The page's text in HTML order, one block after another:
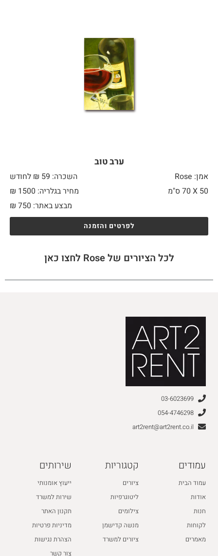
ערב טוב
אמן: Rose
השכרה: 59 ₪ לחודש
50 X
מחיר בגלריה: 1500 ₪
מבצע באתר:
₪ 750
לפרטים והזמנה
לכל הציורים של Rose לחצו כאן
03-6023699
054-4746298
art2rent@art2rent.co.il
עמודים
עמוד הבית
אודות
חנות
לקוחות
מאמרים
קטגוריות
ציורים
ליטוגרפיות
צילומים
מנשה קדישמן
ציורים למשרד
שירותים
ייעוץ אומנותי
שירות למשרד
תקנון האתר
מדיניות פרטיות
הצהרת נגישות
צור קשר